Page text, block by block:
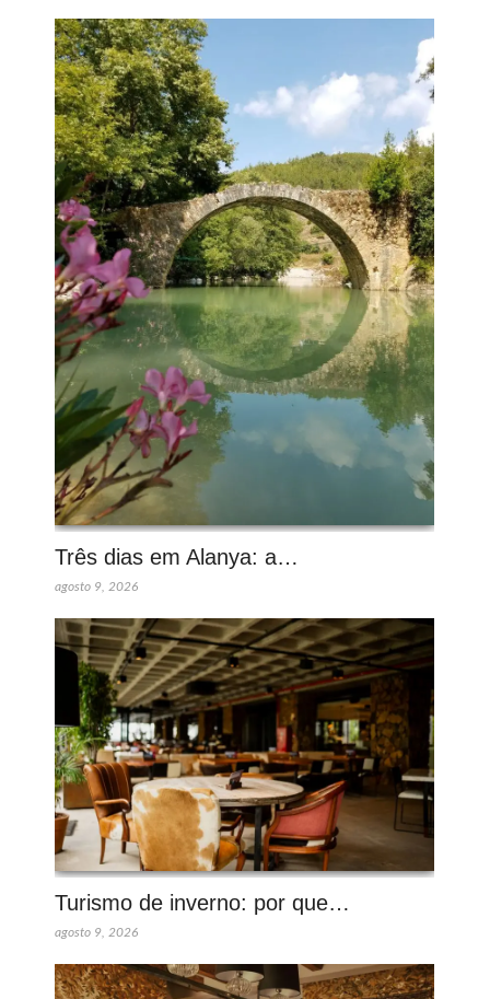
Três dias em Alanya: a…
agosto 9, 2026
Turismo de inverno: por que…
agosto 9, 2026